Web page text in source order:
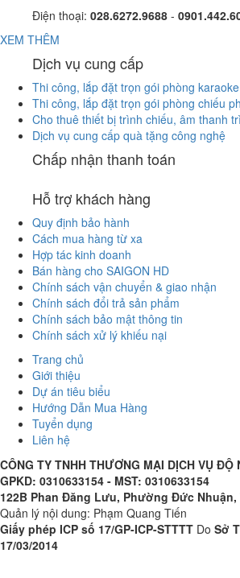
Điện thoại: 028.6272.9688 -
XEM THÊM
Dịch vụ cung cấp
Thi công, lắp đặt trọn gói phòng
Thi công, lắp đặt trọn gói phòng chiếu
Cho thuê thiết bị trình chiếu, âm thanh
Dịch vụ cung cấp quà tặng công nghệ
Chấp nhận thanh toán
Hỗ trợ khách hàng
Quy định bảo hành
Cách mua hàng từ xa
Hợp tác kinh doanh
Bán hàng cho SAIGON HD
Chính sách vận chuyển & giao nhận
Chính sách đổi trả sản phẩm
Chính sách bảo mật thông tin
Chính sách xử lý khiếu nại
Trang chủ
Giới thiệu
Dự án tiêu biểu
Hướng Dẫn Mua Hàng
Tuyển dụng
Liên hệ
CÔNG TY TNHH THƯƠNG MẠI DỊCH VỤ ĐỘ
GPKD: 0310633154 - MST: 0310633154
122B Phan Đăng Lưu, Phường Đức Nhuận,
Quản lý nội dung: Phạm Quang Tiến
Giấy phép ICP số 17/GP-ICP-STTTT Do Sở
17/03/2014